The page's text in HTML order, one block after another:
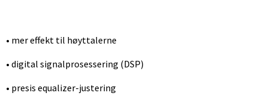
• mer effekt til høyttalerne
• digital signalprosessering (DSP)
• presis equalizer-justering